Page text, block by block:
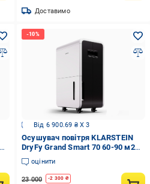
Доставимо
Від 6 900.69 ₴ X 3
Осушувач повітря KLARSTEIN
DryFy Grand Smart 70 60-90 м2
(10045545)
оцінити
23 000 -2 300 ₴